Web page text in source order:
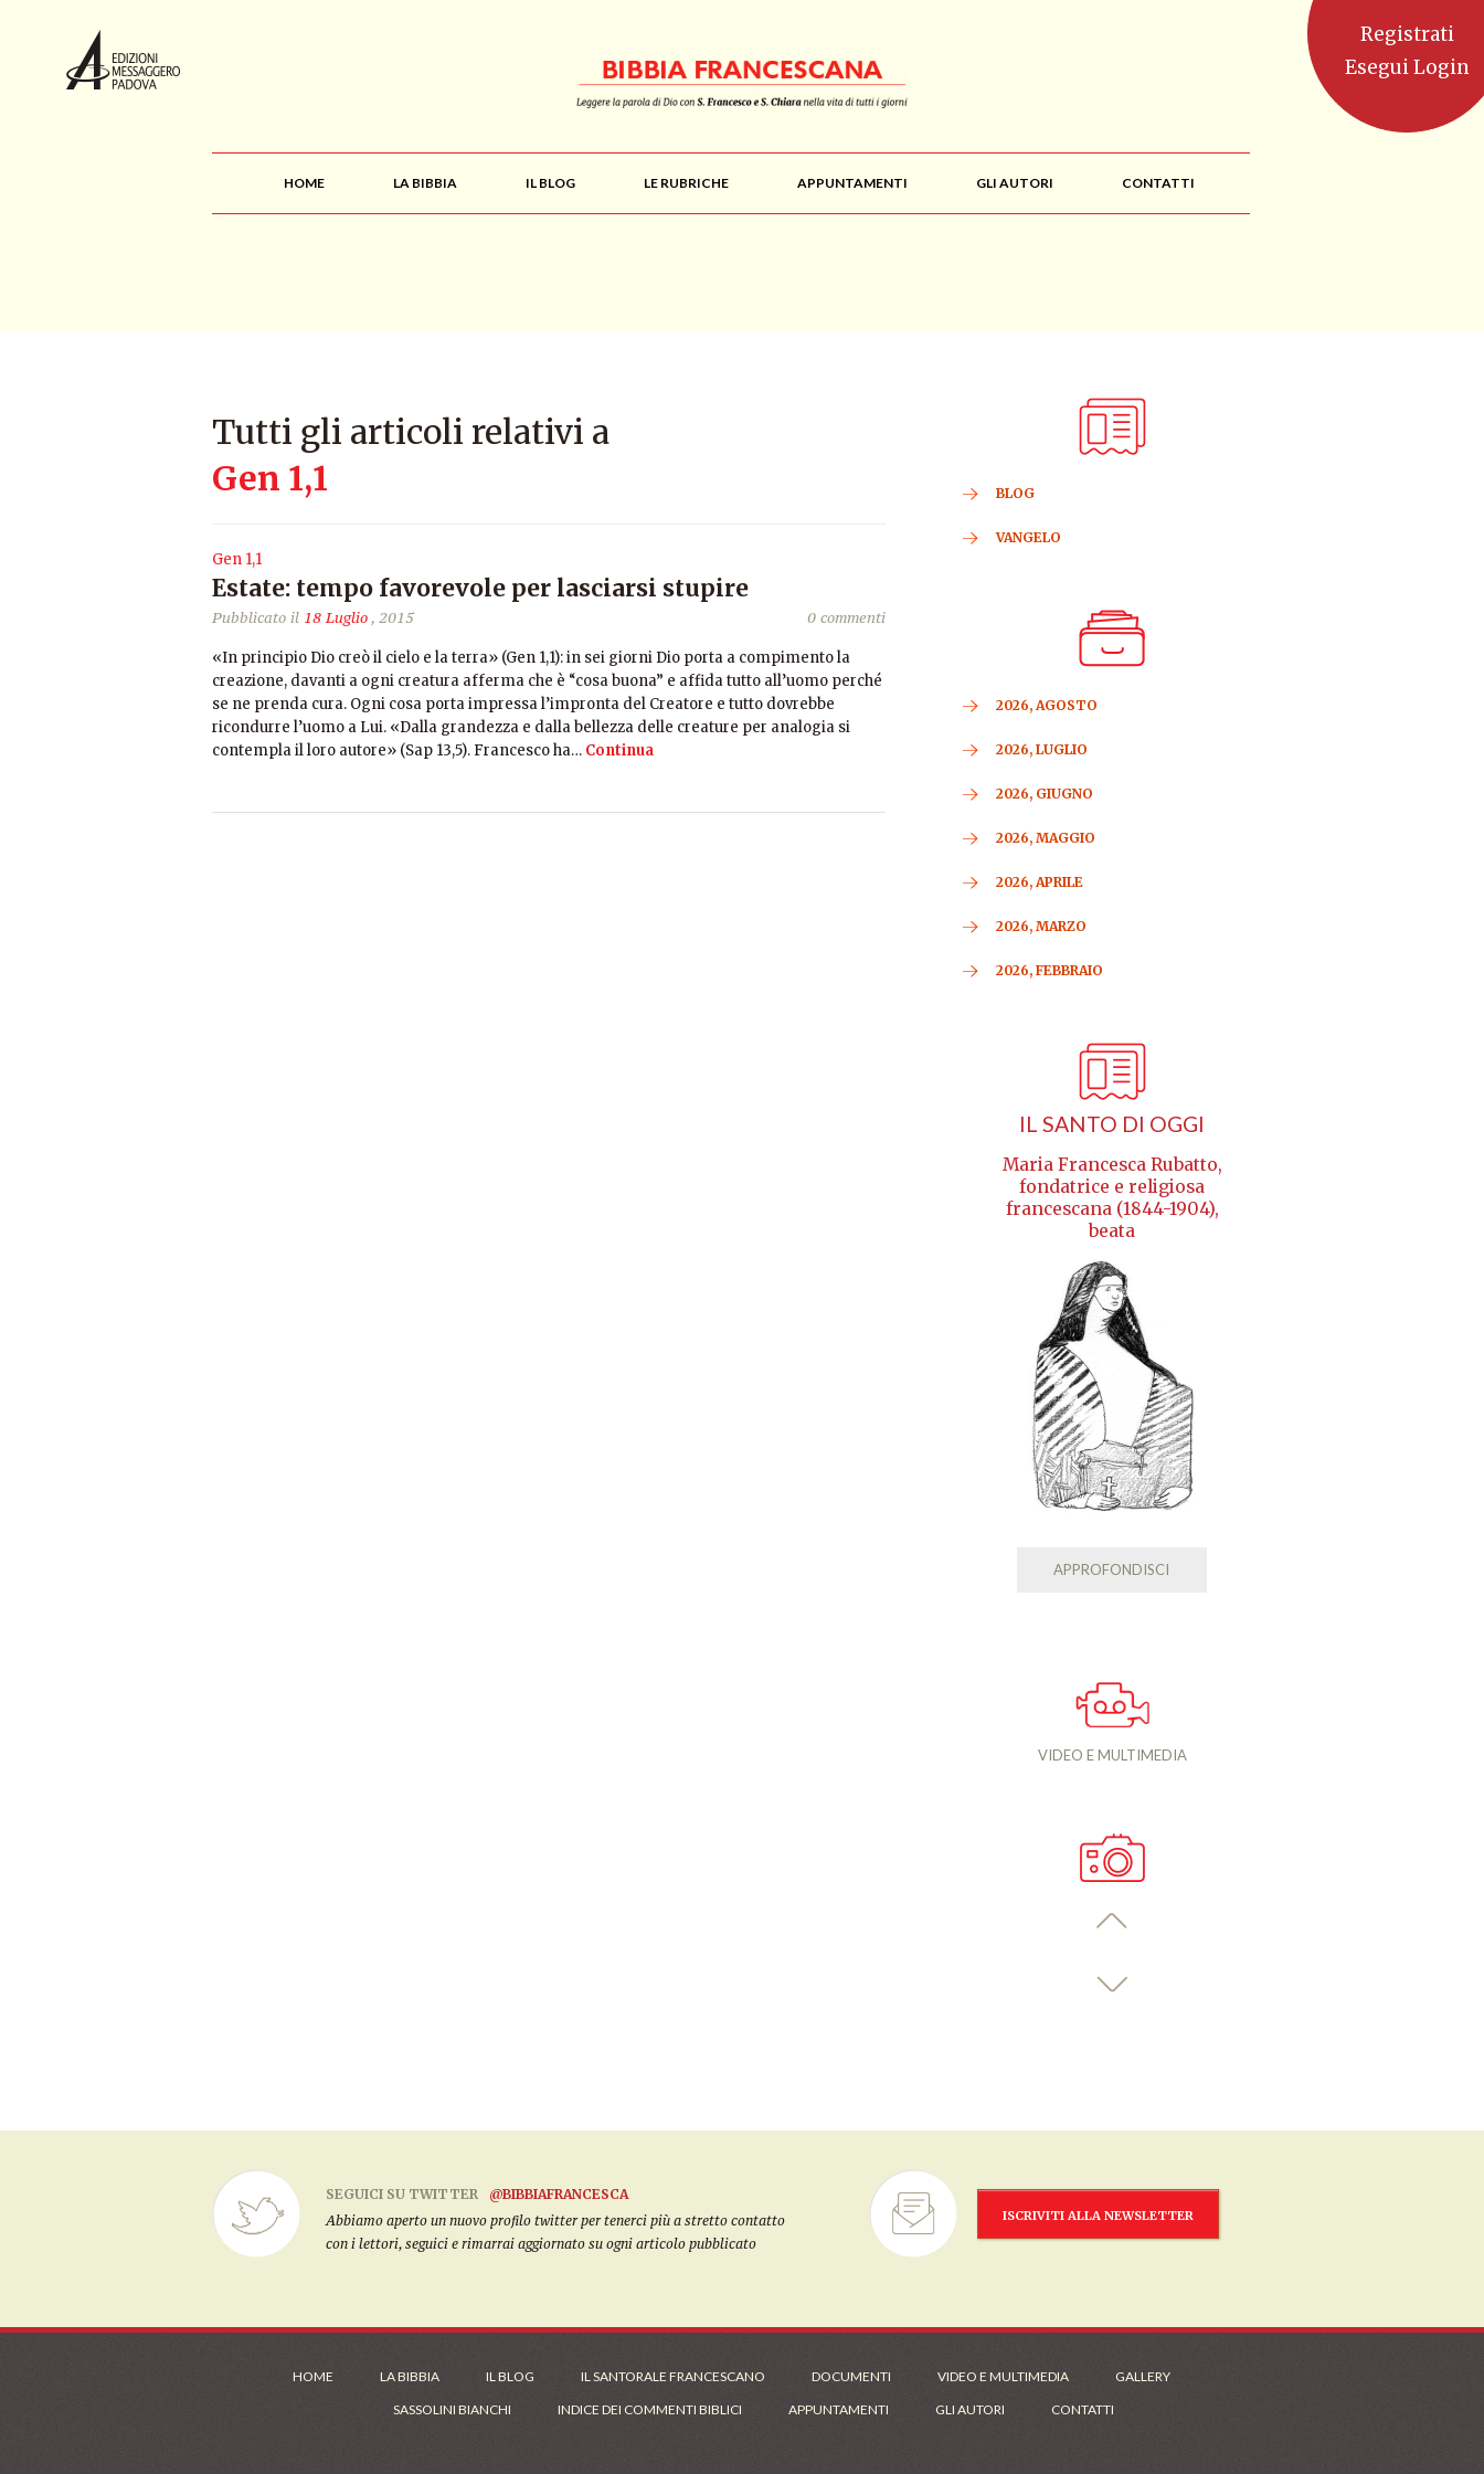
HOME LA BIBBIA IL BLOG LE RUBRICHE APPUNTAMENTI GLI AUTORI CONTATTI
Tutti gli articoli relativi a
Gen 1,1
Gen 1,1
Estate: tempo favorevole per lasciarsi stupire
Pubblicato il 18 Luglio, 2015 0 commenti
«In principio Dio creò il cielo e la terra» (Gen 1,1): in sei giorni Dio porta a compimento la
creazione, davanti a ogni creatura afferma che è “cosa buona” e affida tutto all’uomo perché
se ne prenda cura. Ogni cosa porta impressa l’impronta del Creatore e tutto dovrebbe
ricondurre l’uomo a Lui. «Dalla grandezza e dalla bellezza delle creature per analogia si
contempla il loro autore» (Sap 13,5). Francesco ha… Continua
BLOG
VANGELO
2026, AGOSTO
2026, LUGLIO
2026, GIUGNO
2026, MAGGIO
2026, APRILE
2026, MARZO
2026, FEBBRAIO
IL SANTO DI OGGI
Maria Francesca Rubatto,
fondatrice e religiosa
francescana (1844-1904),
beata
APPROFONDISCI
VIDEO E MULTIMEDIA
SEGUICI SU TWITTER
@BIBBIAFRANCESCA
Abbiamo aperto un nuovo profilo twitter per tenerci più a stretto contatto
con i lettori, seguici e rimarrai aggiornato su ogni articolo pubblicato
ISCRIVITI ALLA NEWSLETTER
HOME LA BIBBIA IL BLOG IL SANTORALE FRANCESCANO DOCUMENTI VIDEO E MULTIMEDIA
GALLERY
SASSOLINI BIANCHI
INDICE DEI COMMENTI BIBLICI APPUNTAMENTI GLI AUTORI CONTATTI
Registrati
Esegui Login